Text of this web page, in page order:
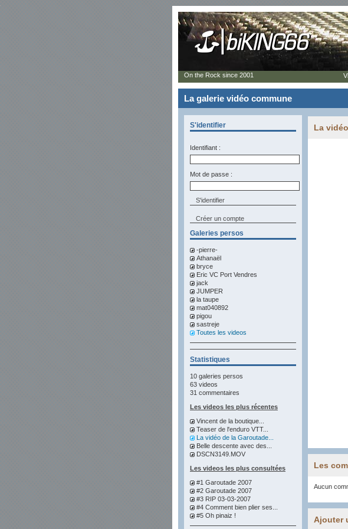
La galerie vidéo commune
S'identifier
Identifiant :
Mot de passe :
Créer un compte
Galeries persos
-pierre-
Athanaël
bryce
Eric VC Port Vendres
jack
JUMPER
la taupe
mat040892
pigou
sastreje
Toutes les videos
Statistiques
10 galeries persos
63 videos
31 commentaires
Les videos les plus récentes
Vincent de la boutique...
Teaser de l'enduro VTT...
La vidéo de la Garoutade...
Belle descente avec des...
DSCN3149.MOV
Les videos les plus consultées
#1 Garoutade 2007
#2 Garoutade 2007
#3 RIP 03-03-2007
#4 Comment bien plier ses...
#5 Oh pinaiz !
La
Les
Aucun
Ajouter
On the Rock since 2001